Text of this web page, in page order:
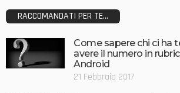
RACCOMANDATI PER TE...
Come sapere chi ci ha
avere il numero in
Android
21 Febbraio 2017